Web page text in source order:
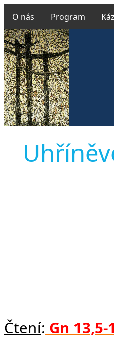
O nás Program
Čtení: Gn 13,5-